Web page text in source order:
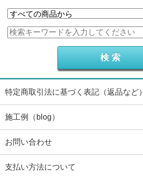
特定商取引法に基づく表記（返品など）
施工例（blog）
お問い合わせ
支払い方法について